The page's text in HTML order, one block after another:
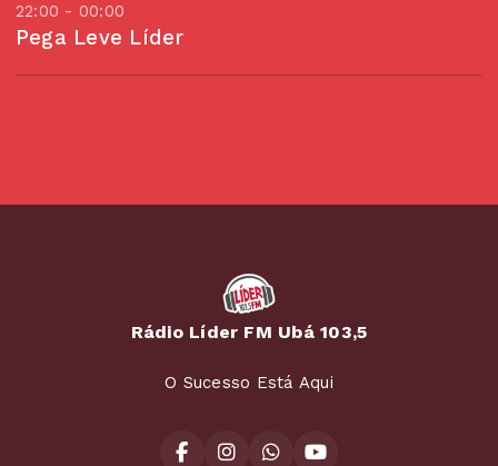
22:00 - 00:00
Pega Leve Líder
Rádio Líder FM Ubá 103,5
O Sucesso Está Aqui